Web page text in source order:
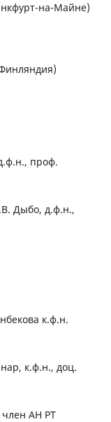
на-Майне)
проф.
Дыбо, д.ф.н.,
к.ф.н.
к.ф.н., доц.
АН РТ